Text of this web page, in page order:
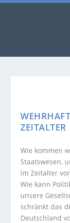
ZEITALTER
Wie kommen
Staatswesen,
im Zeitalter
Wie kann
unsere
schränkt das
Deutschland